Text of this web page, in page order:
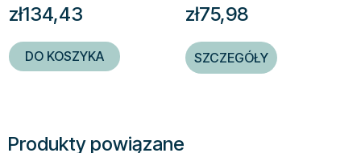
Produkty powiązane
zł134,43
DO KOSZYKA
zł75,98
SZCZEGÓŁY